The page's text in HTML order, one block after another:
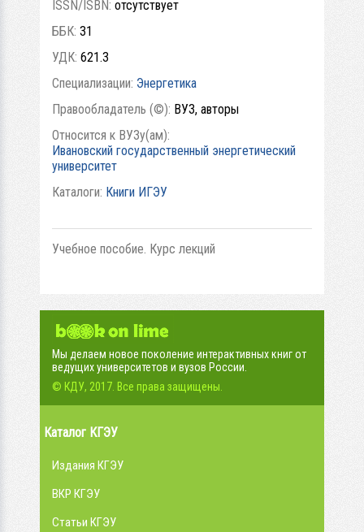
ISSN/ISBN: отсутствует
ББК: 31
УДК: 621.3
Специализации: Энергетика
Правообладатель (©): ВУЗ, авторы
Относится к ВУЗу(ам):
Ивановский государственный энергетический
университет
Каталоги: Книги ИГЭУ
Учебное пособие. Курс лекций
Мы делаем новое поколение интерактивных книг от
ведущих университетов и вузов России.
© КДУ, 2017. Все права защищены.
Каталог КГЭУ
Издания КГЭУ
ВКР КГЭУ
Статьи КГЭУ